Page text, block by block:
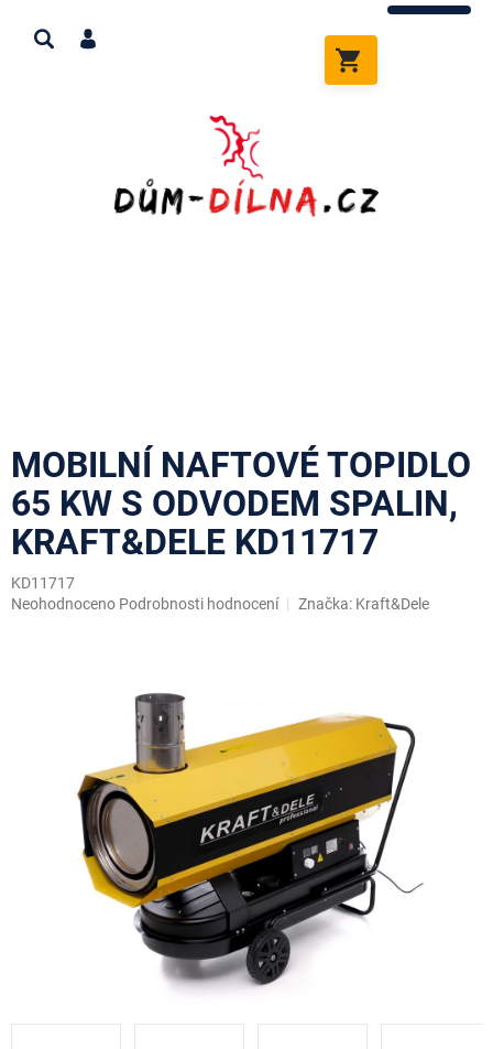
obsah
KOŠÍK
MOBILNÍ NAFTOVÉ TOPIDLO
65 KW S ODVODEM SPALIN,
KRAFT&DELE KD11717
KD11717
Průměrné
Neohodnoceno Podrobnosti hodnocení Značka: Kraft&Dele